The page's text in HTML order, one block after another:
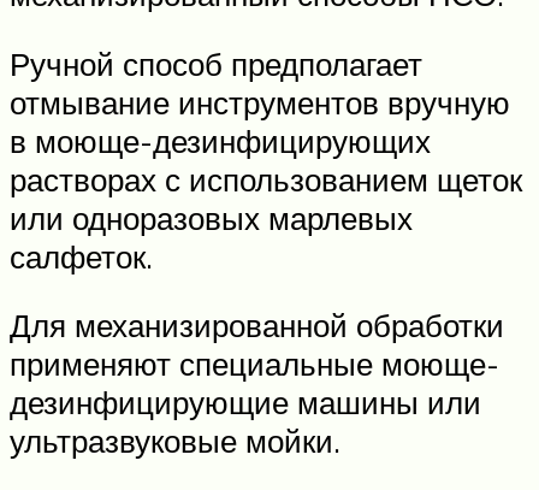
Ручной способ предполагает
отмывание инструментов вручную
в моюще-дезинфицирующих
растворах с использованием щеток
или одноразовых марлевых
салфеток.
Для механизированной обработки
применяют специальные моюще-
дезинфицирующие машины или
ультразвуковые мойки.